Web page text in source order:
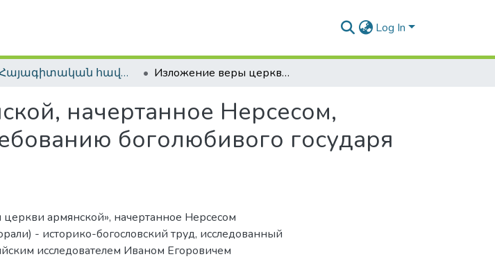
Log In
Հայագիտական հավաքածու / Armenica Изложение веры церкви армянской, начертанное Нерсесом, кафоликосом армянским, по требованию боголюбивого государя греков Мануила
начертанное Нерсесом,
боголюбивого государя
армянской», начертанное Нерсесом
- историко-богословский труд, исследованный
исследователем Иваном Егоровичем